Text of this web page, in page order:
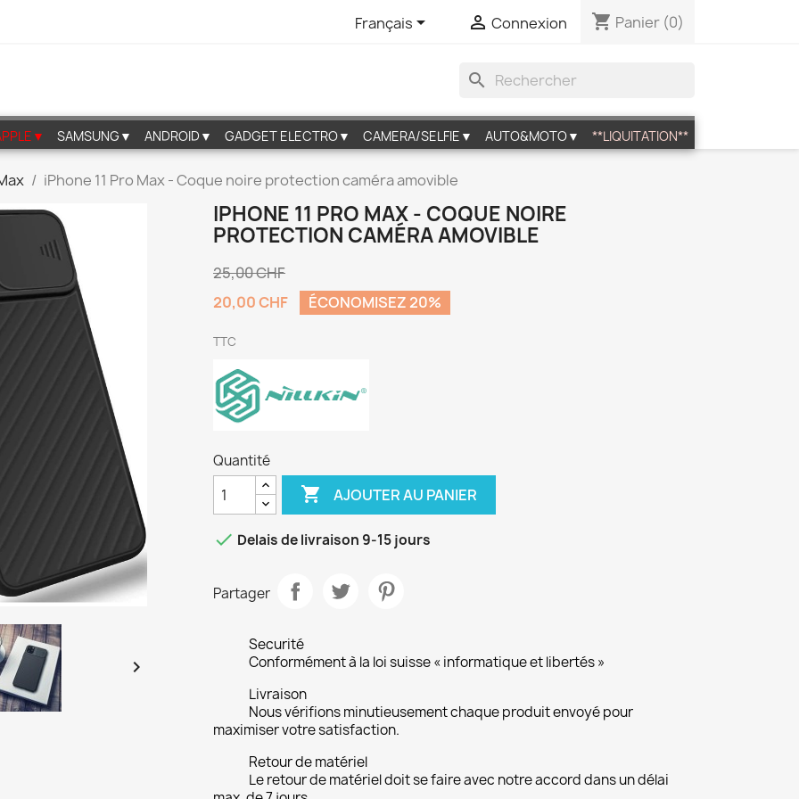
Français  Connexion shopping_cart Panier (0)
search
SAMSUNG▼ ANDROID▼ GADGET ELECTRO▼ CAMERA/SELFIE▼ AUTO&MOTO▼ **LIQUITATION**
iPhone 11 Pro Max - Coque noire protection caméra amovible

IPHONE 11 PRO MAX - COQUE NOIRE
PROTECTION CAMÉRA AMOVIBLE
25,00 CHF
20,00 CHF
ÉCONOMISEZ 20%
TTC
Quantité
 AJOUTER AU PANIER
 Delais de livraison 9-15 jours
Partager
Securité
Conformément à la loi suisse « informatique et libertés »
Livraison
Nous vérifions minutieusement chaque produit envoyé pour
maximiser votre satisfaction.
Retour de matériel
Le retour de matériel doit se faire avec notre accord dans un délai